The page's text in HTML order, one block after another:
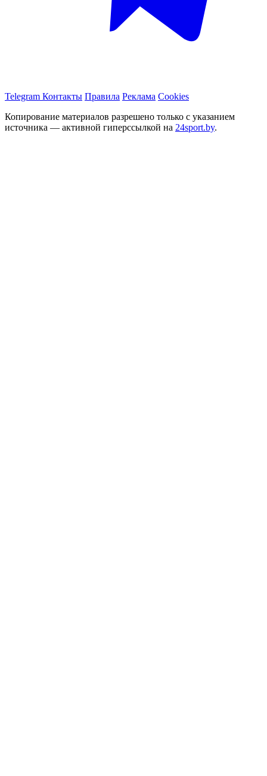
Telegram Контакты Правила Реклама Cookies
Копирование материалов разрешено только с указанием
источника — активной гиперссылкой на 24sport.by.